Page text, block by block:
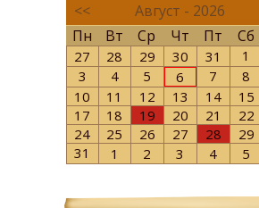
<< Август - 2026
Пн
Вт Ср Чт Пт Сб
27 28 29 30 31 1
3
4 5 6 7 8
10
11 12 13 14 15
17
18 19 20 21 22
24
25 26 27 28 29
31
1 2 3 4 5